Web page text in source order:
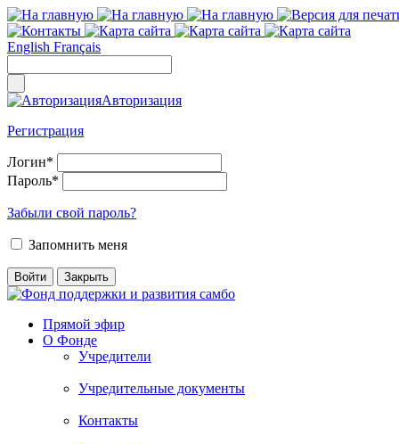
English Français
Авторизация
Регистрация
Логин*
Пароль*
Забыли свой пароль?
Запомнить меня
Прямой эфир
О Фонде
Учредители
Учредительные документы
Контакты